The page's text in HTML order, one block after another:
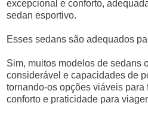
excepcional e conforto,
sedan esportivo.
Esses sedans são adequados
Sim, muitos modelos de sedans
considerável e capacidades de
tornando-os opções viáveis
conforto e praticidade para